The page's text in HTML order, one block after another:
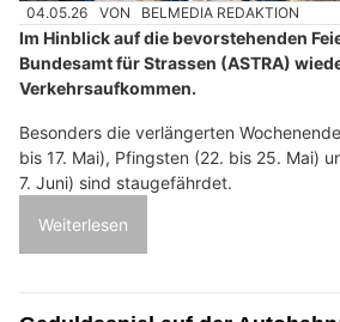
04.05.26 VON BELMEDIA REDAKTION
Im Hinblick auf die bevorstehenden
Bundesamt für Strassen (ASTRA)
Verkehrsaufkommen.
Besonders die verlängerten
bis 17. Mai), Pfingsten (22. bis 25. Mai)
7. Juni) sind staugefährdet.
Weiterlesen